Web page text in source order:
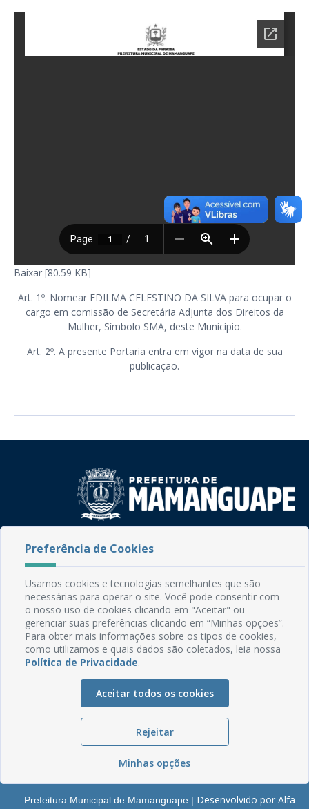
Baixar [80.59 KB]
Art. 1º. Nomear EDILMA CELESTINO DA SILVA para ocupar o
cargo em comissão de Secretária Adjunta dos Direitos da
Mulher, Símbolo SMA, deste Município.
Art. 2º. A presente Portaria entra em vigor na data de sua
publicação.
Rua do Imperador, 78, Centro
Email: comunicacao@mamanguape.pb.gov.br
Expediente: Segunda à Sexta, das 08h às 13h
Mapa do Site
Perguntas frequentes
Glossário
Serviços Internos
Prefeitura Municipal de Mamanguape | Desenvolvido por Alfa
Preferência de Cookies
Usamos cookies e tecnologias semelhantes que são
necessárias para operar o site. Você pode consentir com
o nosso uso de cookies clicando em "Aceitar" ou
gerenciar suas preferências clicando em “Minhas opções”.
Para obter mais informações sobre os tipos de cookies,
como utilizamos e quais dados são coletados, leia nossa
Política de Privacidade.
Aceitar todos os cookies
Rejeitar
Minhas opções